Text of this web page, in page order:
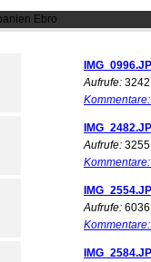
Ebro
Aufrufe: 3242
Kommentare:
Aufrufe: 3255
Kommentare:
Aufrufe: 6036
Kommentare: